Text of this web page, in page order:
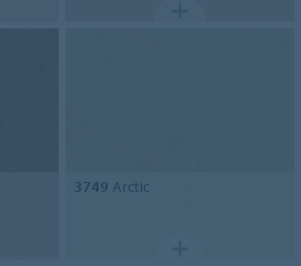
3749 Arctic